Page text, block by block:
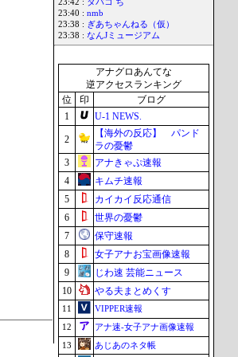
23:42 : タバコ ち
23:40 : nmb
23:38 : ぎあちゃんねる（仮）
23:38 : なんJミュージアム
アナグロあんてな
逆アクセスランキング
位
印
ブログ
1
U-1 NEWS.
2
【海外の反応】 パンド
ラの憂鬱
3
アナきゃぷ速報
4
キムチ速報
5
カイカイ反応通信
6
世界の憂鬱
7
保守速報
8
女子アナお宝画像速報
9
じわ速 芸能ニュース
10
やる夫まとめくす
11
VIPPER速報
12
アナ速‐女子アナ画像速報
13
あじあのネタ帳